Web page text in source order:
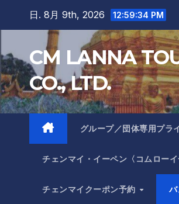
日. 8月 9th, 2026 12:59:35 PM
CM LANNA
CO., LTD.
グループ／団体専用プラ
チェンマイ・イーペン〈コムロー
チェンマイクーポン予約